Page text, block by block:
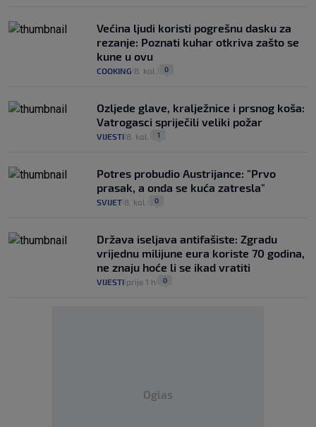
Većina ljudi koristi pogrešnu dasku za
rezanje: Poznati kuhar otkriva zašto se
kune u ovu
COOKING 8. kol. 0
Ozljede glave, kralježnice i prsnog koša:
Vatrogasci spriječili veliki požar
VIJESTI 8. kol. 1
Potres probudio Austrijance: "Prvo
prasak, a onda se kuća zatresla"
SVIJET 8. kol. 0
Država iseljava antifašiste: Zgradu
vrijednu milijune eura koriste 70 godina,
ne znaju hoće li se ikad vratiti
VIJESTI prije 1 h 0
Oglas